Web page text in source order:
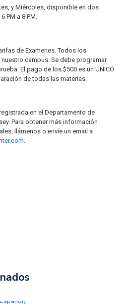
y Miércoles, disponible en dos
PM a 8 PM.
de Examenes. Todos los
campus. Se debe programar
El pago de los $500 es un UNICO
de todas las materias.
en el Departamento de
Para obtener más información
llámenos o envíe un email a
.